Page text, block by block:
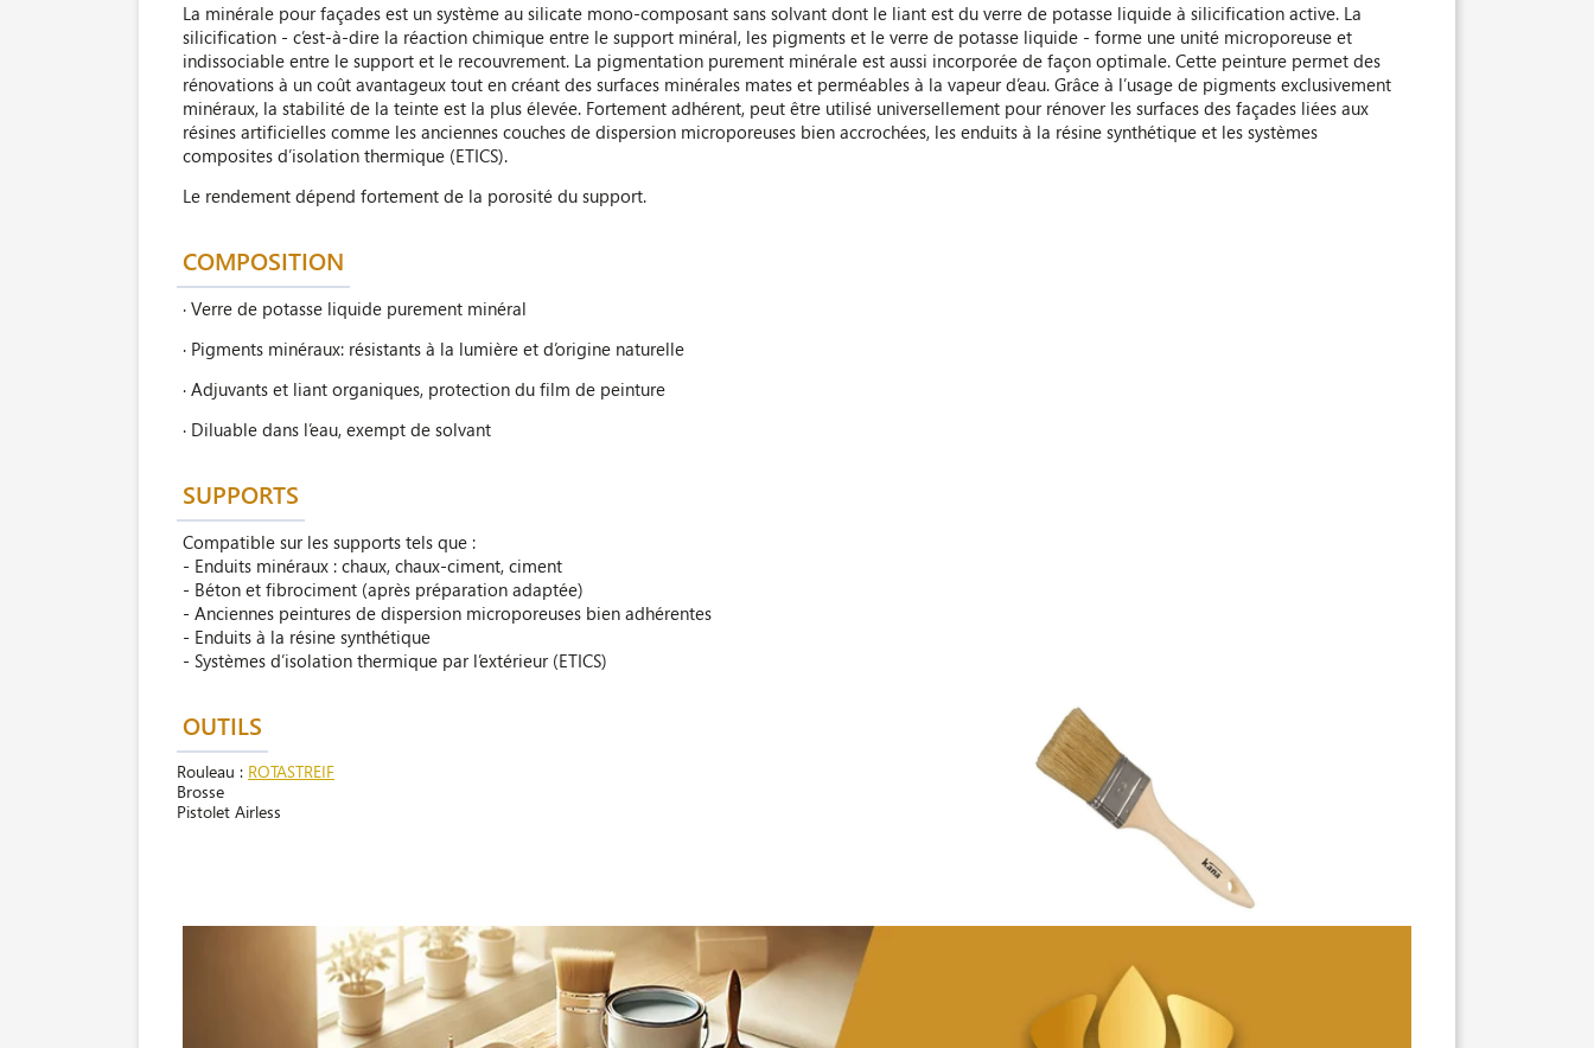
La minérale pour façades est un système au silicate mono-composant sans solvant dont le liant est du verre de potasse liquide à silicification active. La
silicification - c’est-à-dire la réaction chimique entre le support minéral, les pigments et le verre de potasse liquide - forme une unité microporeuse et
indissociable entre le support et le recouvrement. La pigmentation purement minérale est aussi incorporée de façon optimale. Cette peinture permet des
rénovations à un coût avantageux tout en créant des surfaces minérales mates et perméables à la vapeur d’eau. Grâce à l’usage de pigments exclusivement
minéraux, la stabilité de la teinte est la plus élevée. Fortement adhérent, peut être utilisé universellement pour rénover les surfaces des façades liées aux
résines artificielles comme les anciennes couches de dispersion microporeuses bien accrochées, les enduits à la résine synthétique et les systèmes
composites d’isolation thermique (ETICS).
Le rendement dépend fortement de la porosité du support.
COMPOSITION
· Verre de potasse liquide purement minéral
· Pigments minéraux: résistants à la lumière et d’origine naturelle
· Adjuvants et liant organiques, protection du film de peinture
· Diluable dans l’eau, exempt de solvant
SUPPORTS
Compatible sur les supports tels que :
- Enduits minéraux : chaux, chaux-ciment, ciment
- Béton et fibrociment (après préparation adaptée)
- Anciennes peintures de dispersion microporeuses bien adhérentes
- Enduits à la résine synthétique
- Systèmes d’isolation thermique par l’extérieur (ETICS)
OUTILS
Rouleau : ROTASTREIF
Brosse
Pistolet Airless